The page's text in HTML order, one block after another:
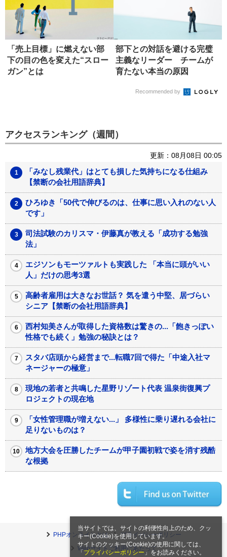
当サイトでは、サイトの利便性向上のため、クッ
キー(Cookie)を使用しています。
サイトのクッキー(Cookie)の使用に関しては、
「 プライバシーポリシー 」をお読みください。
「売上目標」に燃えない部
下の目の色を変えた“スロー
ガン”とは
部下との対話を避ける完璧
主義なリーダー チームが
育たない本当の原因
Recommended by
アクセスランキング（週間）
更新：08月08日 00:05
「みなし残業代」はとても損した気持ちになる仕組み
【禁断の会社用語辞典】
ひろゆき「50代で伸びるのは、仕事に思い入れのない人
です」
司法試験のカリスマ・伊藤真が教える「成功する勉強
法」
エジソンもモーツァルトも実践した 「本当に頭がいい
人」だけの思考3選
高齢者雇用は大きなお世話？ 気を遣う中堅、居づらい
シニア【禁断の会社用語辞典】
西村知美さんが取得した資格数は驚きの...「飽きっぽい
性格でも続く」勉強の秘訣とは？
スタバ店頭から経営まで...転職7回で得た「中途入社マ
ネージャーの極意」
現地の若者と共鳴した星野リゾート代表 温泉街復興プ
ロジェクトの現在地
「女性管理職が増えない...」 多様性に乗り遅れる会社に
足りないものは？
地方大会を圧勝したチームが甲子園初戦で姿を消す残酷
な根拠
PHPオンラインとは
プライバシーポリシー
Webサイトご利用にあたって